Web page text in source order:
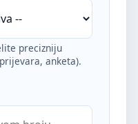
precizniju
anketa).